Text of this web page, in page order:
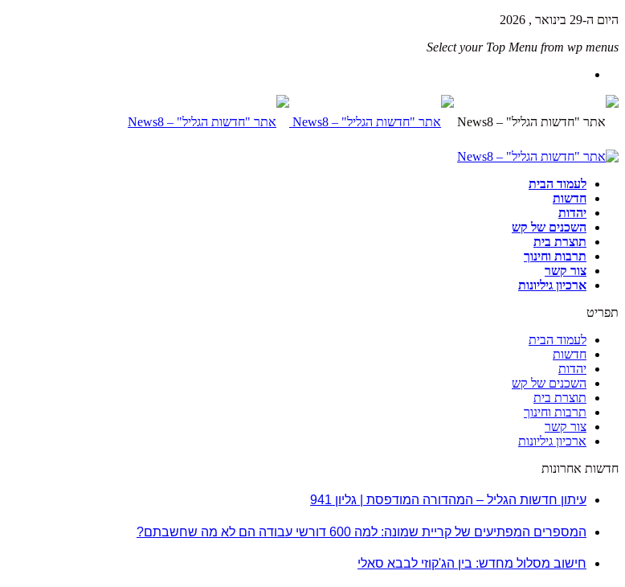
היום ה-29 בינואר , 2026
Select your Top Menu from wp menus
לעמוד הבית
חדשות
יהדות
השכנים של קש
תוצרת בית
תרבות וחינוך
צור קשר
ארכיון גיליונות
תפריט
לעמוד הבית
חדשות
יהדות
השכנים של קש
תוצרת בית
תרבות וחינוך
צור קשר
ארכיון גיליונות
חדשות אחרונות
עיתון חדשות הגליל – המהדורה המודפסת | גליון 941
המספרים המפתיעים של קריית שמונה: למה 600 דורשי עבודה הם לא מה שחשבתם?
חישוב מסלול מחדש: בין הג'קוזי לבבא סאלי